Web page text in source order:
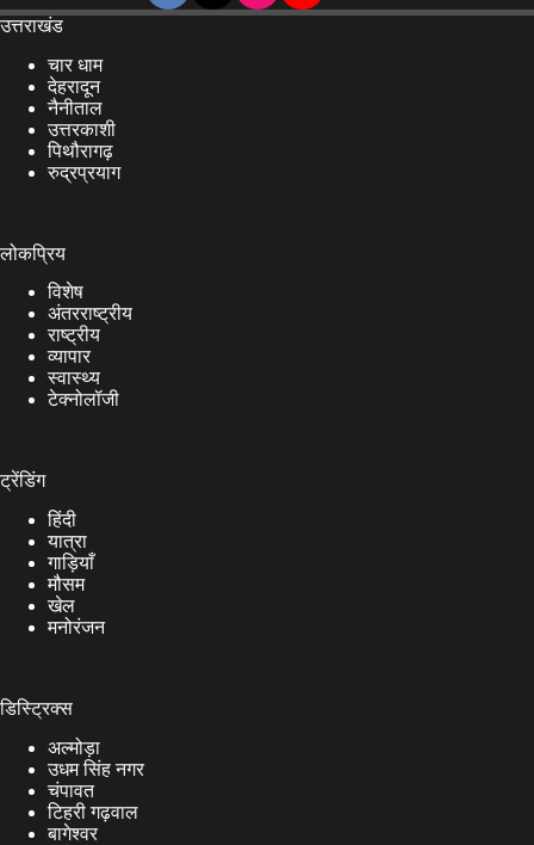
उत्तराखंड
चार धाम
देहरादून
नैनीताल
उत्तरकाशी
पिथौरागढ़
रुद्रप्रयाग
लोकप्रिय
विशेष
अंतरराष्ट्रीय
राष्ट्रीय
व्यापार
स्वास्थ्य
टेक्नोलॉजी
ट्रेंडिंग
हिंदी
यात्रा
गाड़ियाँ
मौसम
खेल
मनोरंजन
डिस्ट्रिक्स
अल्मोड़ा
उधम सिंह नगर
चंपावत
टिहरी गढ़वाल
बागेश्वर